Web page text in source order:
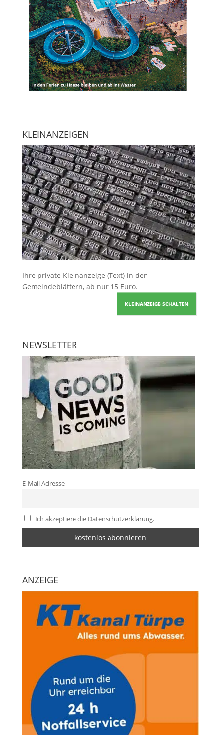
KLEINANZEIGEN
Ihre private Kleinanzeige (Text) in den
Gemeindeblättern, ab nur 15 Euro.
KLEINANZEIGE SCHALTEN
NEWSLETTER
E-Mail Adresse
Ich akzeptiere die Datenschutzerklärung.
ANZEIGE